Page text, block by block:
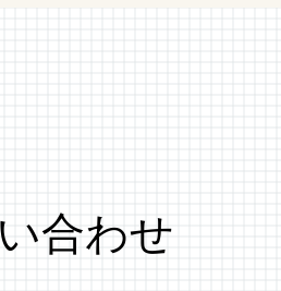
合わせ